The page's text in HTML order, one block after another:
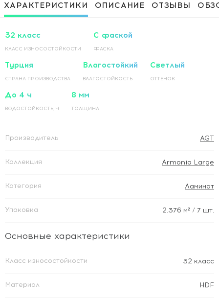
покрытия на основание по прямой
Приклеивание ламинированного
ХАРАКТЕРИСТИКИ ОПИСАНИЕ ОТЗЫВЫ
32 класс
КЛАСС ИЗНОСОСТОЙКОСТИ
С фаской
ФАСКА
Турция
СТРАНА ПРОИЗВОДСТВА
Влагостойкий
ВЛАГОСТОЙКОСТЬ
Светлый
ОТТЕНОК
До 4 ч
ВОДОСТОЙКОСТЬ, Ч
8 мм
ТОЛЩИНА
Производитель AGT
Коллекция Armonia Large
Категория Ламинат
Упаковка 2.376 м² / 7 шт.
Основные характеристики
Класс износостойкости 32 класс
Материал HDF